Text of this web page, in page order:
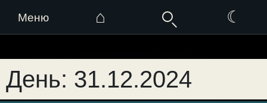
Меню ⌂ ☾
к
содержимому
День: 31.12.2024